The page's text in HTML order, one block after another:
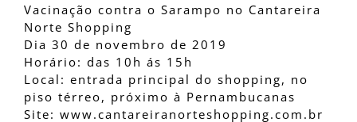
Vacinação contra o Sarampo no Cantareira
Norte Shopping
Dia 30 de novembro de 2019
Horário: das 10h ás 15h
Local: entrada principal do shopping, no
piso térreo, próximo à Pernambucanas
Site: www.cantareiranorteshopping.com.br